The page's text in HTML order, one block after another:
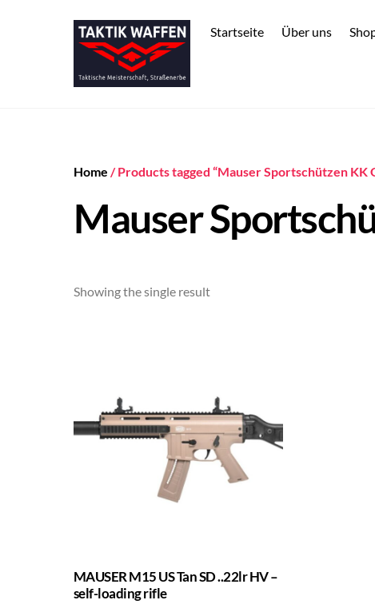
Startseite Über uns
Home / Products tagged “Mauser Sportschützen KK
Mauser
Showing the single result
MAUSER M15 US Tan SD ..22lr HV –
self-loading rifle